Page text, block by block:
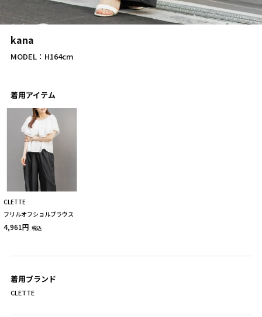
kana
MODEL：H164cm
着用アイテム
CLETTE
フリルオフショルブラウス
4,961円 税込
着用ブランド
CLETTE